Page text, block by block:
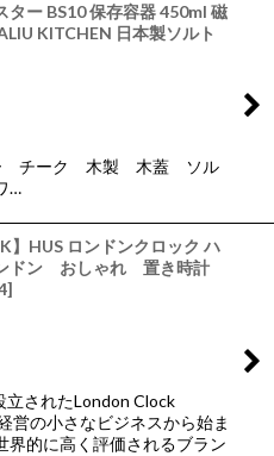
ター BS10 保存容器 450ml 磁
KITCHEN 日本製ソルト
ーク 木製 木蓋 ソル
…
】HUS ロンドンクロック ハ
ドン おしゃれ 置き時計
]
されたLondon Clock
営の小さなビジネスから始ま
界的に高く評価されるブラン